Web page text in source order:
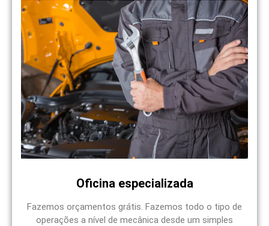
Oficina especializada
Fazemos orçamentos grátis. Fazemos todo o tipo de
operações a nível de mecânica desde um simples